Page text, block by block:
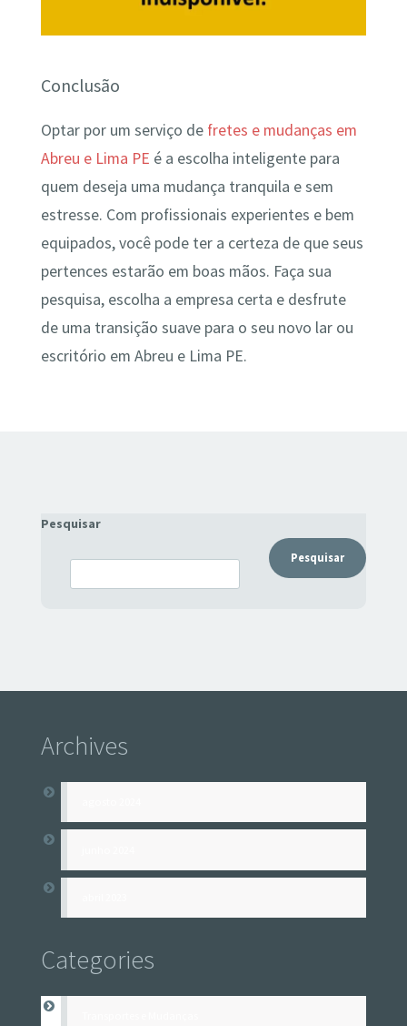
Conclusão
Optar por um serviço de fretes e mudanças em
Abreu e Lima PE é a escolha inteligente para
quem deseja uma mudança tranquila e sem
estresse. Com profissionais experientes e bem
equipados, você pode ter a certeza de que seus
pertences estarão em boas mãos. Faça sua
pesquisa, escolha a empresa certa e desfrute
de uma transição suave para o seu novo lar ou
escritório em Abreu e Lima PE.
Pesquisar
Pesquisar
Archives
Categories